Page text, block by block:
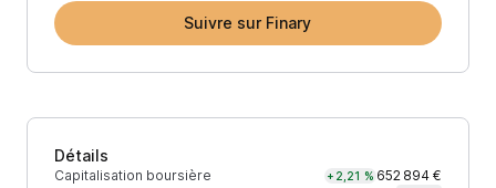
Suivre sur Finary
Détails
Capitalisation boursière +2,21 % 652 894 €